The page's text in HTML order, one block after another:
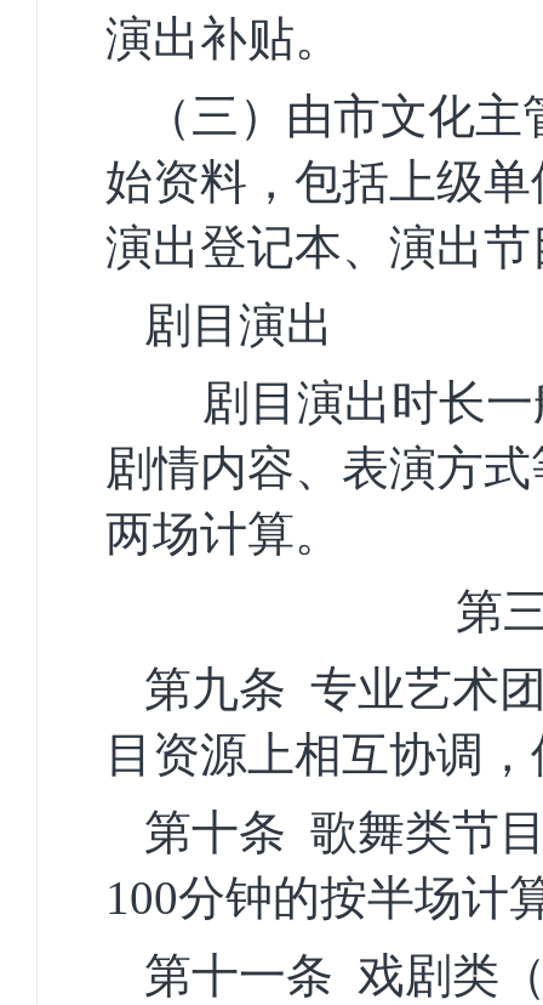
演出补贴。
（三）由市文化
始资料，包括上级
演出登记本、演出
剧目演出
剧目演出时长
剧情内容、表演方
两场计算。
第
第九条 专业艺术
目资源上相互协调
第十条 歌舞类节
100分钟的按半场计
第十一条 戏剧类